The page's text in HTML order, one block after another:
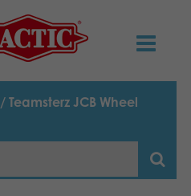
/ Teamsterz JCB Wheel